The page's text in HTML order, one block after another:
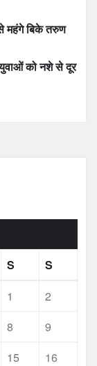
महंगे बिके तरुण
युवाओं को नशे से दूर
S
S
1
2
8
9
15
16